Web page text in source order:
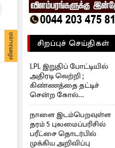
விளம்பரம் சிறப்புச் செய்திகள்
LPL இறுதிப் போட்டியில்
அதிரடி வெற்றி ;
கிண்ணத்தை தட்டிச்
சென்ற கோல்
கெலன்ட்ஸ்
நாளை இடம்பெறவுள்ள
தரம் 5 புலமைப்பரிசில்
பரீட்சை தொடர்பில்
முக்கிய அறிவிப்பு